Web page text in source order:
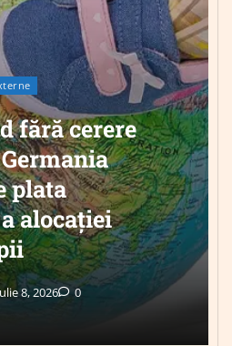
fără cerere
plata
alocației
8, 2026 0